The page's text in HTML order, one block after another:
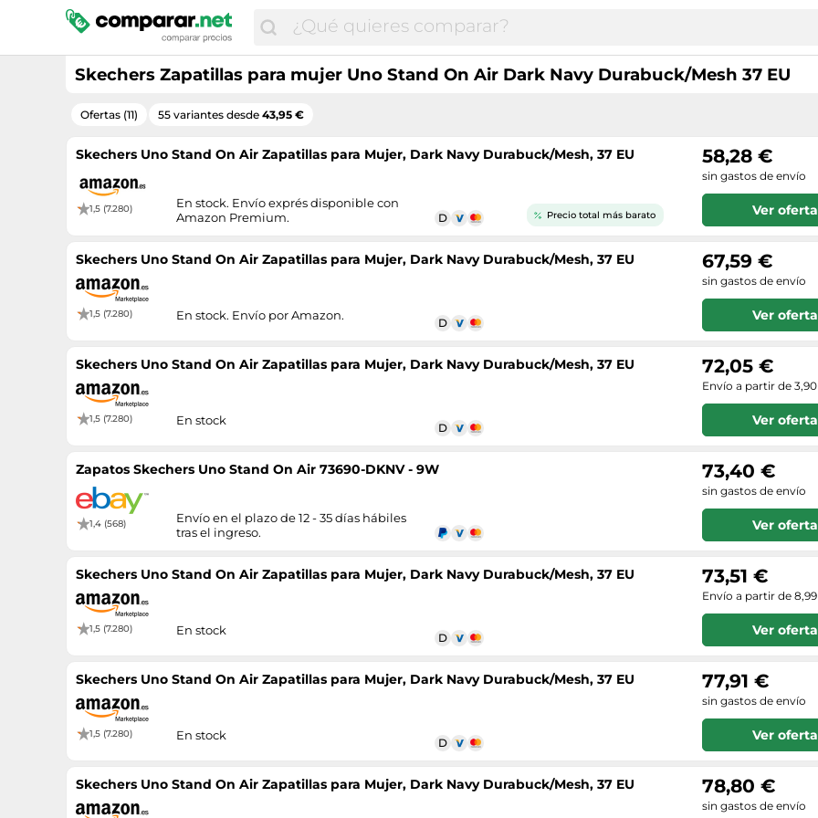
Skechers Zapatillas para mujer Uno Stand On Air Dark Navy Durabuck/Mesh 37 EU
Ofertas (11) 55 variantes desde 43,95 €
Skechers Uno Stand On Air Zapatillas para Mujer, Dark Navy Durabuck/Mesh, 37 EU
1,5 (7.280)
Precio total más barato
En stock. Envío exprés disponible con
Amazon Premium.
58,28 €
sin gastos de envío
Ver oferta
Skechers Uno Stand On Air Zapatillas para Mujer, Dark Navy Durabuck/Mesh, 37 EU
1,5 (7.280) En stock. Envío por Amazon.
67,59 €
sin gastos de envío
Ver oferta
Skechers Uno Stand On Air Zapatillas para Mujer, Dark Navy Durabuck/Mesh, 37 EU
1,5 (7.280) En stock
72,05 €
Envío a partir de
Ver oferta
Zapatos Skechers Uno Stand On Air 73690-DKNV - 9W
1,4 (568)
Envío en el plazo de 12 - 35 días hábiles
tras el ingreso.
73,40 €
sin gastos de envío
Ver oferta
Skechers Uno Stand On Air Zapatillas para Mujer, Dark Navy Durabuck/Mesh, 37 EU
1,5 (7.280) En stock
73,51 €
Envío a partir de
Ver oferta
Skechers Uno Stand On Air Zapatillas para Mujer, Dark Navy Durabuck/Mesh, 37 EU
1,5 (7.280) En stock
77,91 €
sin gastos de envío
Ver oferta
Skechers Uno Stand On Air Zapatillas para Mujer, Dark Navy Durabuck/Mesh, 37 EU 78,80 €
sin gastos de envío